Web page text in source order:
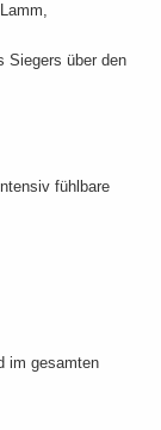
Siegers über den
fühlbare
im gesamten